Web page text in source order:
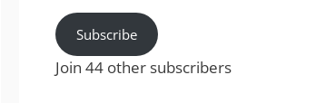
Subscribe
Join 44 other subscribers